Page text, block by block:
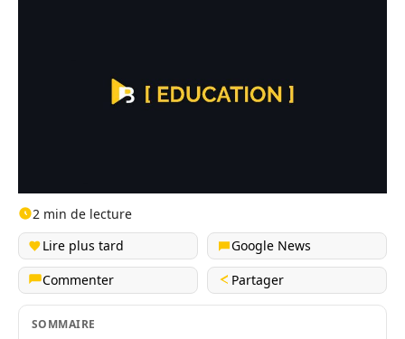
2 min de lecture
Lire plus tard
Google News
Commenter
Partager
SOMMAIRE